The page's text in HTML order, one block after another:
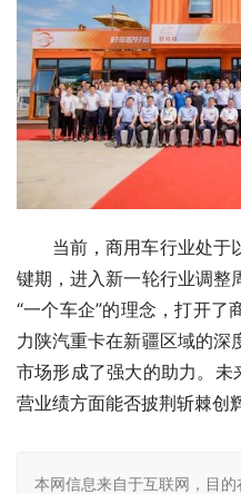
当前，商用车行业处于
键期，进入新一轮行业调整
“一个车企”的理念，打开了
力陕汽重卡在新疆区域的深
市场形成了强大的助力。未
营业绩方面能否披荆斩棘创
本网信息来自于互联网，目